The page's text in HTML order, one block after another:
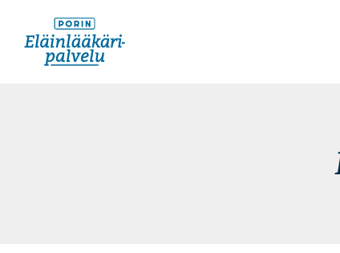
content